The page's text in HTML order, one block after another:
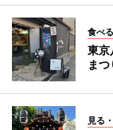
食べる
東
ま
見る